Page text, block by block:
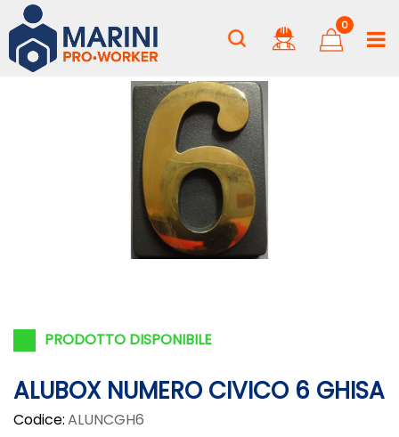
0
PRODOTTO DISPONIBILE
ALUBOX NUMERO CIVICO 6 GHISA
Codice:ALUNCGH6